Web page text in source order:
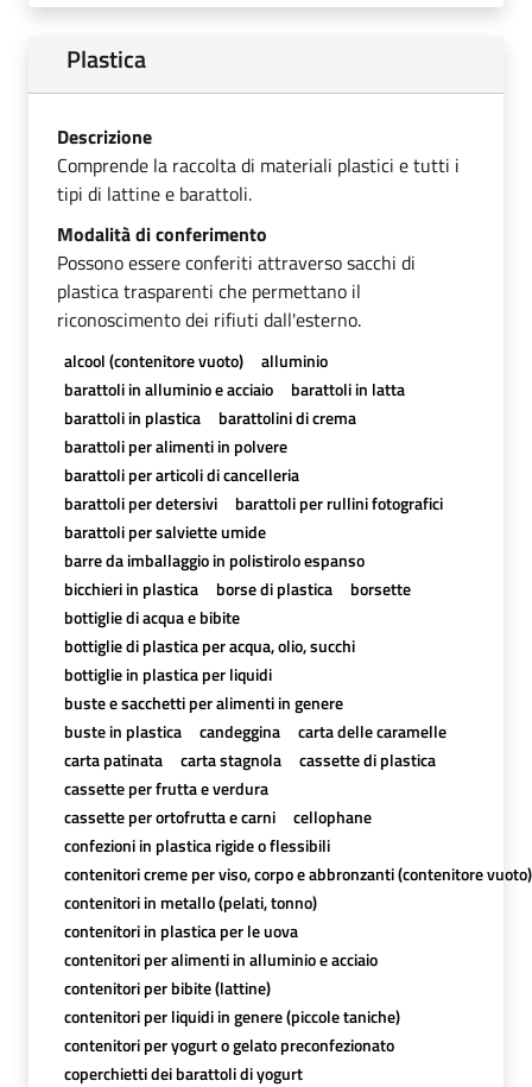
Plastica
Descrizione
Comprende la raccolta di materiali plastici e tutti i
tipi di lattine e barattoli.
Modalità di conferimento
Possono essere conferiti attraverso sacchi di
plastica trasparenti che permettano il
riconoscimento dei rifiuti dall'esterno.
alcool (contenitore vuoto)
alluminio
barattoli in alluminio e acciaio
barattoli in latta
barattoli in plastica
barattolini di crema
barattoli per alimenti in polvere
barattoli per articoli di cancelleria
barattoli per detersivi
barattoli per rullini fotografici
barattoli per salviette umide
barre da imballaggio in polistirolo espanso
bicchieri in plastica
borse di plastica
borsette
bottiglie di acqua e bibite
bottiglie di plastica per acqua, olio, succhi
bottiglie in plastica per liquidi
buste e sacchetti per alimenti in genere
buste in plastica
candeggina
carta delle caramelle
carta patinata
carta stagnola
cassette di plastica
cassette per frutta e verdura
cassette per ortofrutta e carni
cellophane
confezioni in plastica rigide o flessibili
contenitori creme per viso, corpo e abbronzanti (contenitore vuoto)
contenitori in metallo (pelati, tonno)
contenitori in plastica per le uova
contenitori per alimenti in alluminio e acciaio
contenitori per bibite (lattine)
contenitori per liquidi in genere (piccole taniche)
contenitori per yogurt o gelato preconfezionato
coperchietti dei barattoli di yogurt